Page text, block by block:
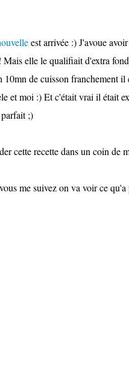
est arrivée :) J'avoue
! Mais elle le qualifiait d'extra
10mn de cuisson franchement
et moi :) Et c'était vrai il était
;)
cette recette dans un coin de
me suivez on va voir ce qu'a